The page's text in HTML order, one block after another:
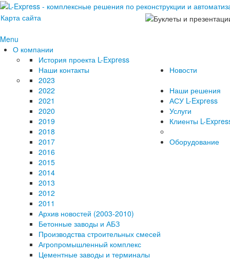
Карта сайта
Menu
О компании
История проекта L-Express
Наши контакты
Новости
2023
2022
2021
2020
2019
2018
2017
2016
2015
2014
2013
2012
2011
Архив новостей (2003-2010)
Наши решения
АСУ L-Express
Услуги
Клиенты L-
Бетонные заводы и АБЗ
Производства строительных смесей
Агропромышленный комплекс
Цементные заводы и терминалы
Оборудование